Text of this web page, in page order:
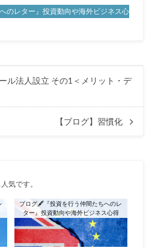
のレター』投資動向や海外ビジネス心
ル法人設立 その1＜メリット・デ
【ブログ】習慣化
気です。
ブログ🖋『投資を行う仲間たちへのレ
ター』投資動向や海外ビジネス心得